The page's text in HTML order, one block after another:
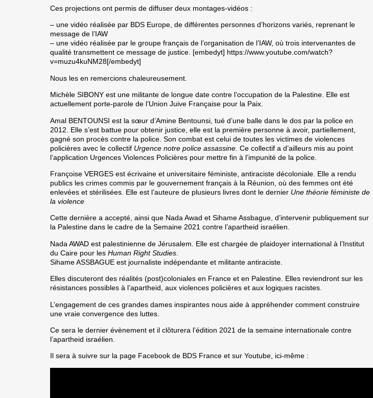
Ces projections ont permis de diffuser deux montages-vidéos :
– une vidéo réalisée par BDS Europe, de différentes personnes d’horizons variés, reprenant le
message de l’IAW
– une vidéo réalisée par le groupe français de l’organisation de l’IAW, où trois intervenantes de
qualité transmettent ce message de justice. [embedyt] https://www.youtube.com/watch?
v=muzu4kuNM28[/embedyt]
Nous les en remercions chaleureusement.
Michèle SIBONY est une militante de longue date contre l’occupation de la Palestine. Elle est
actuellement porte-parole de l’Union Juive Française pour la Paix.
Amal BENTOUNSI est la sœur d’Amine Bentounsi, tué d’une balle dans le dos par la police en
2012. Elle s’est battue pour obtenir justice, elle est la première personne à avoir, partiellement,
gagné son procès contre la police. Son combat est celui de toutes les victimes de violences
policières avec le collectif Urgence notre police assassine . Ce collectif a d’ailleurs mis au point
l’application Urgences Violences Policières pour mettre fin à l’impunité de la police.
Françoise VERGES est écrivaine et universitaire féministe, antiraciste décoloniale. Elle a rendu
publics les crimes commis par le gouvernement français à la Réunion, où des femmes ont été
enlevées et stérilisées. Elle est l’auteure de plusieurs livres dont le dernier Une théorie féministe de
la violence
Cette dernière a accepté, ainsi que Nada Awad etSihame Assbague, d’intervenir publiquement sur
la Palestine dans le cadre de la Semaine 2021 contre l’apartheid israélien.
Nada AWAD est palestinienne de Jérusalem. Elle est chargée de plaidoyer international à l’Institut
du Caire pour lesHuman Right Studies
Sihame ASSBAGUE est journaliste indépendante et militante antiraciste.
Elles discuteront des réalités (post)coloniales en France et en Palestine. Elles reviendront sur les
résistances possibles à l’apartheid, aux violences policières et aux logiques racistes.
L’engagement de ces grandes dames inspirantes nous aide à appréhender comment construire
une vraie convergence des luttes.
Ce sera le dernier évènement et il clôturera l’édition 2021 de la semaine internationale contre
l’apartheid israélien.
Il sera à suivre sur la page Facebook de BDS France et sur Youtube, ici-même :